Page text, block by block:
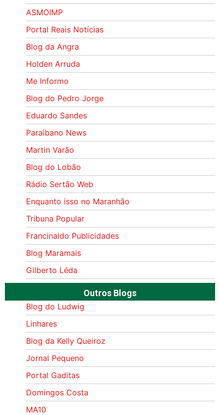
ASMOIMP
Portal Reais Notí­cias
Blog da Angra
Holden Arruda
Me Informo
Blog do Pedro Jorge
Eduardo Sandes
Paraibano News
Martin Varão
Blog do Lobão
Rádio Sertão Web
Enquanto isso no Maranhão
Tribuna Popular
Francinaldo Publicidades
Blog Maramais
Gilberto Léda
Outros Blogs
Blog do Ludwig
Linhares
Blog da Kelly Queiroz
Jornal Pequeno
Portal Gaditas
Domingos Costa
MA10